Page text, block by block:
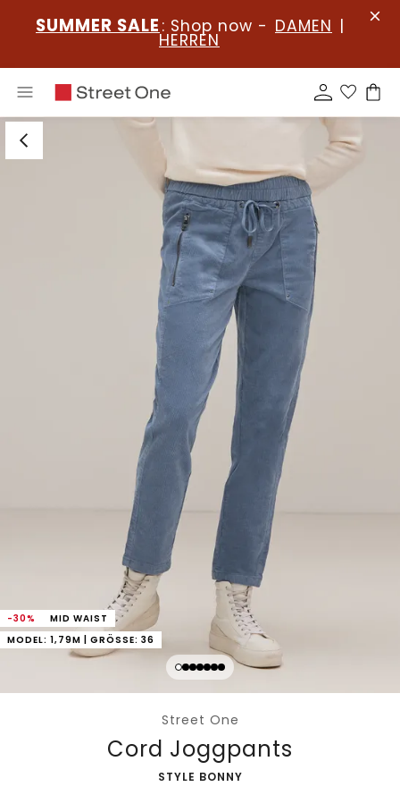
SUMMER SALE : Shop now - DAMEN |
HERREN
-30%
MID WAIST
MODEL: 1,79M | GRÖSSE: 36
Street One
Cord Joggpants
-
STYLE BONNY